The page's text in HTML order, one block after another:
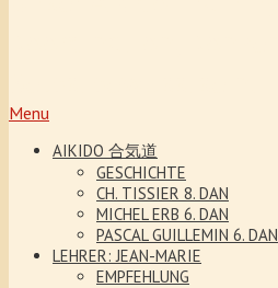
Menu
AIKIDO 合気道
GESCHICHTE
CH. TISSIER 8. DAN
MICHEL ERB 6. DAN
PASCAL GUILLEMIN 6. DAN
LEHRER: JEAN-MARIE
EMPFEHLUNG